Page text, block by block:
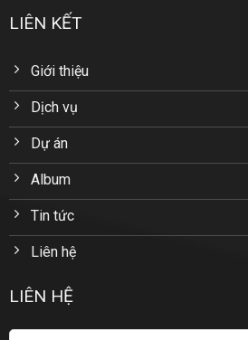
LIÊN KẾT
Giới thiệu
Dịch vụ
Dự án
Album
Tin tức
Liên hệ
LIÊN HỆ